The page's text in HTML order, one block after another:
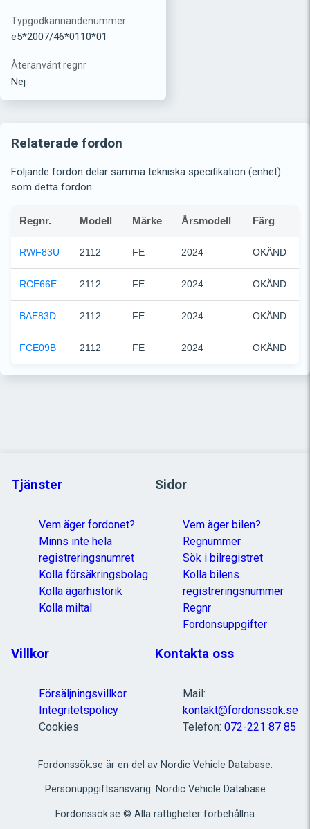
Typgodkännandenummer
e5*2007/46*0110*01
Återanvänt regnr
Nej
Relaterade fordon
Följande fordon delar samma tekniska specifikation (enhet)
som detta fordon:
Regnr. Modell Märke Årsmodell Färg
RWF83U 2112 FE 2024 OKÄND
RCE66E 2112 FE 2024 OKÄND
BAE83D 2112 FE 2024 OKÄND
FCE09B 2112 FE 2024 OKÄND
Tjänster
Vem äger fordonet?
Minns inte hela
registreringsnumret
Kolla försäkringsbolag
Kolla ägarhistorik
Kolla miltal
Sidor
Vem äger bilen?
Regnummer
Sök i bilregistret
Kolla bilens
registreringsnummer
Regnr
Fordonsuppgifter
Villkor
Försäljningsvillkor
Integritetspolicy
Cookies
Kontakta oss
Mail:
kontakt@fordonssok.se
Telefon: 072-221 87 85
Fordonssök.se är en del av Nordic Vehicle Database.
Personuppgiftsansvarig: Nordic Vehicle Database
Fordonssök.se © Alla rättigheter förbehållna